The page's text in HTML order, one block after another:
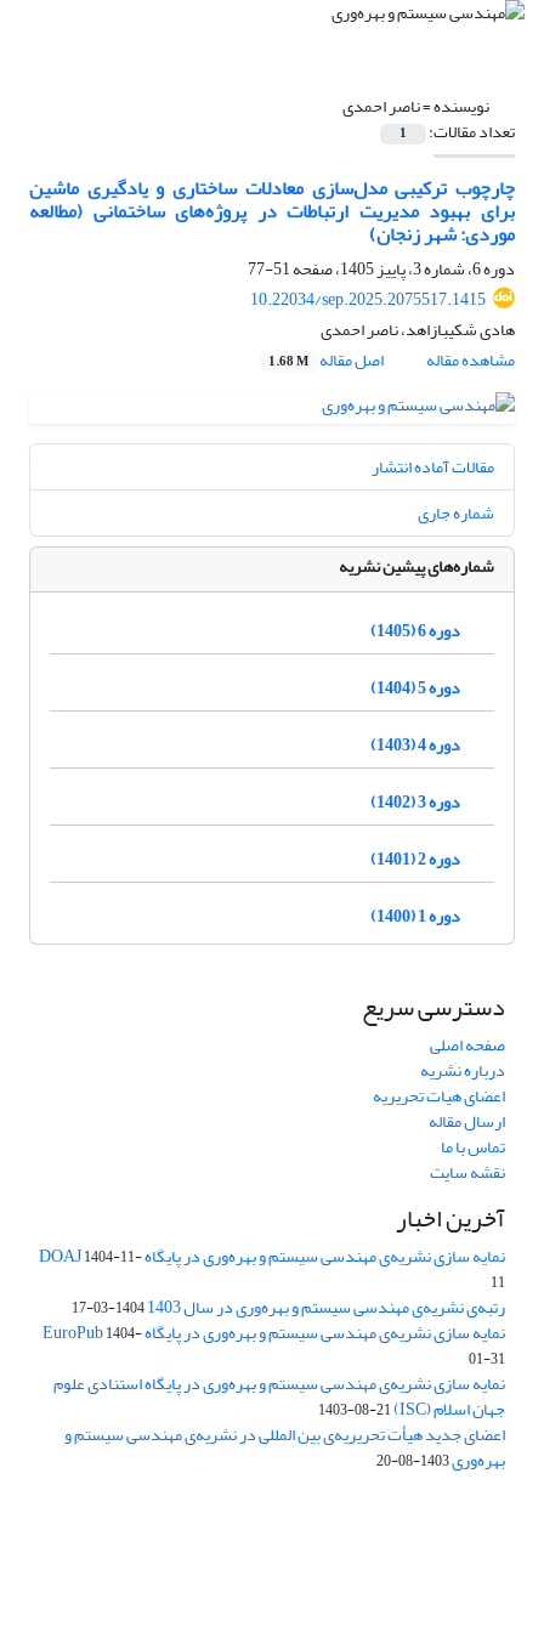
نویسنده =ناصر احمدی
تعداد مقالات: 1
چارچوب ترکیبی مدل‌سازی معادلات ساختاری و یادگیری ماشین
برای بهبود مدیریت ارتباطات در پروژه‌های ساختمانی (مطالعه
موردی: شهر زنجان)
دوره 6، شماره 3، پاییز 1405، صفحه
51-77
10.22034/sep.2025.2075517.1415
هادی شکیبازاهد، ناصر احمدی
مشاهده مقاله
اصل مقاله 1.68 M
مقالات آماده انتشار
شماره جاری
شماره‌های پیشین نشریه
دوره 6 (1405)
دوره 5 (1404)
دوره 4 (1403)
دوره 3 (1402)
دوره 2 (1401)
دوره 1 (1400)
دسترسی سریع
صفحه اصلی
درباره نشریه
اعضای هیات تحریریه
ارسال مقاله
تماس با ما
نقشه سایت
آخرین اخبار
نمایه سازی نشریه‌ی مهندسی سیستم و بهره‌وری در پایگاه DOAJ1404-11-
11
رتبه‌ی نشریه‌ی مهندسی سیستم و بهره‌وری در سال 1403 1404-03-17
نمایه سازی نشریه‌ی مهندسی سیستم و بهره‌وری در پایگاه EuroPub1404-
01-31
نمایه سازی نشریه‌ی مهندسی سیستم و بهره‌وری در پایگاه استنادی علوم
جهان اسلام (ISC) 1403-08-21
اعضای جدید هیأت تحریریه‌ی بین المللی در نشریه‌ی مهندسی سیستم و
بهره‌وری1403-08-20